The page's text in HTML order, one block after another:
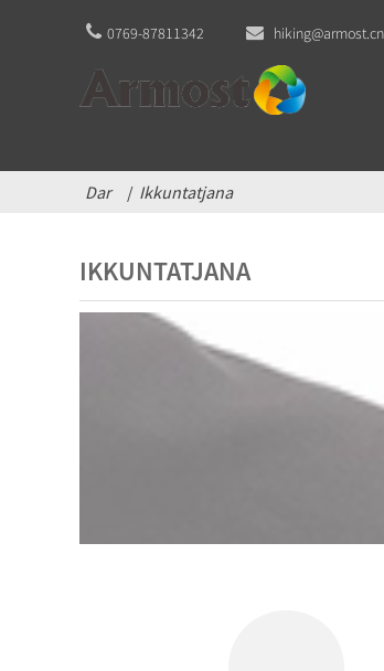
0769-87811342 hiking@armost.cn
Dar Ikkuntatjana
IKKUNTATJANA